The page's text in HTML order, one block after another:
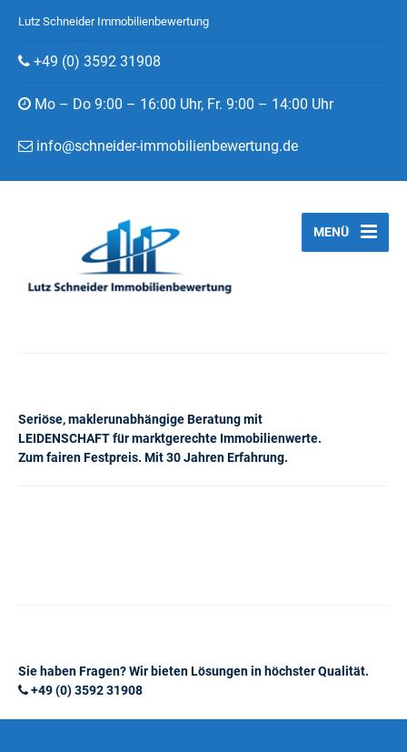
Lutz Schneider Immobilienbewertung
+49 (0) 3592 31908
Mo – Do 9:00 – 16:00 Uhr, Fr. 9:00 – 14:00 Uhr
info@schneider-immobilienbewertung.de
Seriöse, maklerunabhängige Beratung mit
LEIDENSCHAFT für marktgerechte Immobilienwerte.
Zum fairen Festpreis. Mit 30 Jahren Erfahrung.
MENÜ
Sie haben Fragen? Wir bieten Lösungen in höchster Qualität.
+49 (0) 3592 31908